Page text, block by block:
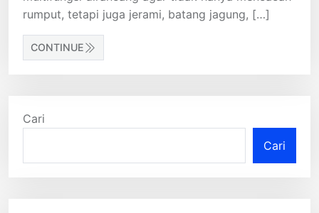
rumput, tetapi juga jerami, batang jagung, […]
CONTINUE
Cari
Cari